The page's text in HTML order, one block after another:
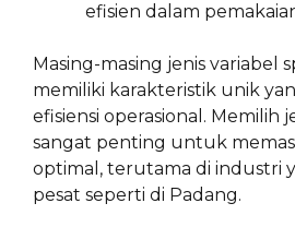
efisien dalam
Masing-masing jenis variabel
memiliki karakteristik unik
efisiensi operasional. Memilih
sangat penting untuk
optimal, terutama di industri
pesat seperti di Padang.